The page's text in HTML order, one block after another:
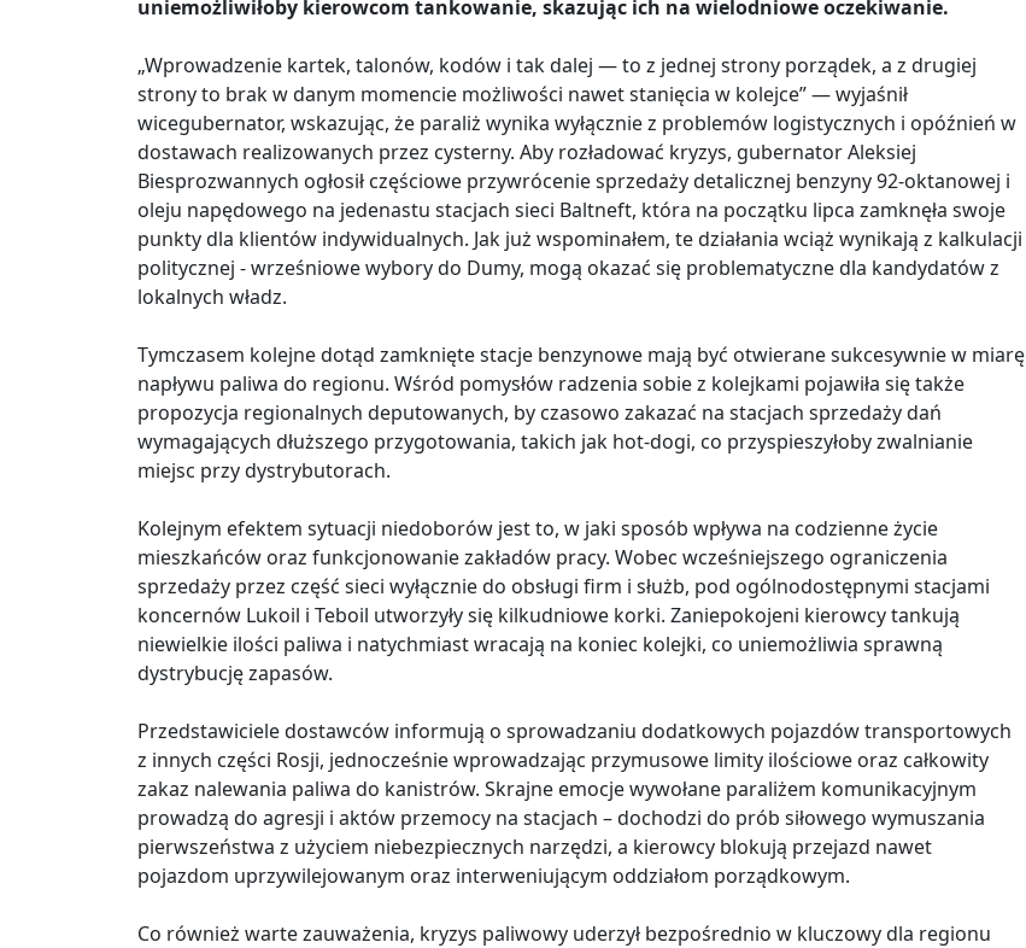
uniemożliwiłoby kierowcom tankowanie, skazując ich na wielodniowe oczekiwanie.
„Wprowadzenie kartek, talonów, kodów i tak dalej — to z jednej strony porządek, a z drugiej
strony to brak w danym momencie możliwości nawet stanięcia w kolejce” — wyjaśnił
wicegubernator, wskazując, że paraliż wynika wyłącznie z problemów logistycznych i opóźnień w
dostawach realizowanych przez cysterny. Aby rozładować kryzys, gubernator Aleksiej
Biesprozwannych ogłosił częściowe przywrócenie sprzedaży detalicznej benzyny 92-oktanowej i
oleju napędowego na jedenastu stacjach sieci Baltneft, która na początku lipca zamknęła swoje
punkty dla klientów indywidualnych. Jak już wspominałem, te działania wciąż wynikają z kalkulacji
politycznej - wrześniowe wybory do Dumy, mogą okazać się problematyczne dla kandydatów z
lokalnych władz.
Tymczasem kolejne dotąd zamknięte stacje benzynowe mają być otwierane sukcesywnie w miarę
napływu paliwa do regionu. Wśród pomysłów radzenia sobie z kolejkami pojawiła się także
propozycja regionalnych deputowanych, by czasowo zakazać na stacjach sprzedaży dań
wymagających dłuższego przygotowania, takich jak hot-dogi, co przyspieszyłoby zwalnianie
miejsc przy dystrybutorach.
Kolejnym efektem sytuacji niedoborów jest to, w jaki sposób wpływa na codzienne życie
mieszkańców oraz funkcjonowanie zakładów pracy. Wobec wcześniejszego ograniczenia
sprzedaży przez część sieci wyłącznie do obsługi firm i służb, pod ogólnodostępnymi stacjami
koncernów Lukoil i Teboil utworzyły się kilkudniowe korki. Zaniepokojeni kierowcy tankują
niewielkie ilości paliwa i natychmiast wracają na koniec kolejki, co uniemożliwia sprawną
dystrybucję zapasów.
Przedstawiciele dostawców informują o sprowadzaniu dodatkowych pojazdów transportowych
z innych części Rosji, jednocześnie wprowadzając przymusowe limity ilościowe oraz całkowity
zakaz nalewania paliwa do kanistrów. Skrajne emocje wywołane paraliżem komunikacyjnym
prowadzą do agresji i aktów przemocy na stacjach – dochodzi do prób siłowego wymuszania
pierwszeństwa z użyciem niebezpiecznych narzędzi, a kierowcy blokują przejazd nawet
pojazdom uprzywilejowanym oraz interweniującym oddziałom porządkowym.
Co również warte zauważenia, kryzys paliwowy uderzył bezpośrednio w kluczowy dla regionu